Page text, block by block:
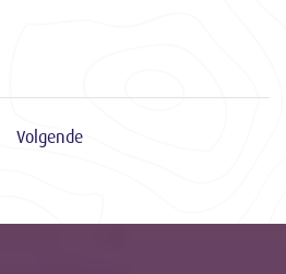
Volgende